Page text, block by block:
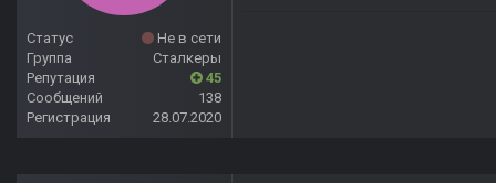
Статус
Не в сети
Группа
Сталкеры
Репутация
45
Сообщений
138
Регистрация
28.07.2020